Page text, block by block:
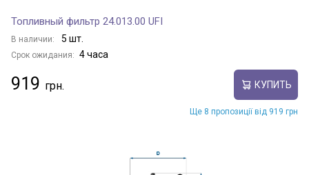
Топливный фильтр 24.013.00 UFI
В наличии: 5 шт.
Срок ожидания: 4 часа
919 КУПИТЬ
Ще 8 пропозиції від 919 грн